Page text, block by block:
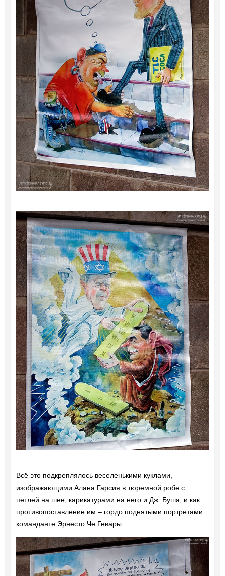
Всё это подкреплялось веселенькими куклами,
изображающими Алана Гарсия в тюремной робе с
петлей на шее; карикатурами на него и Дж. Буша; и как
противопоставление им – гордо поднятыми портретами
команданте Эрнесто Че Гевары.